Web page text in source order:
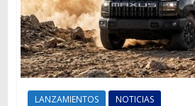
LANZAMIENTOS NOTICIAS